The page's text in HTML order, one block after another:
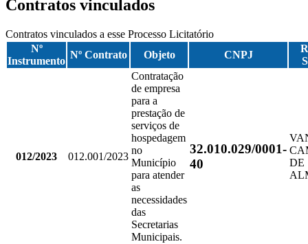
Contratos vinculados
Contratos vinculados a esse Processo Licitatório
Nº
Instrumento
Nº Contrato Objeto CNPJ
012/2023 012.001/2023
Contratação
de empresa
para a
prestação de
serviços de
hospedagem
no
Município
para atender
as
necessidades
das
Secretarias
Municipais.
32.010.029/0001-
40
DE